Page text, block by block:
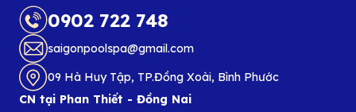
0902 722 748
saigonpoolspa@gmail.com
09 Hà Huy Tập, TP.Đồng Xoài, Bình Phước
CN tại Phan Thiết - Đồng Nai